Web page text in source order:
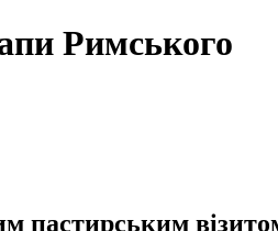
Римського